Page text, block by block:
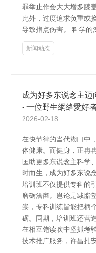
罪举止作会大大增多膝
此外，过度追求负重或
导致指点伤害。 科学的
新闻动态
成为好多东说念主迈
- 一位野生網絡愛好
2026-02-18
在快节律的当代糊口中
体健康。而健身，正冉
匡助更多东说念主科学
时而生，成为好多东说
培训班不仅提供专科的
磨砺洽商。岂论是减脂
崇，专科训练皆能把柄
砺。同期，培训班还营
在相互饱读吹中坚抓考
技术推广服务，许昌扎